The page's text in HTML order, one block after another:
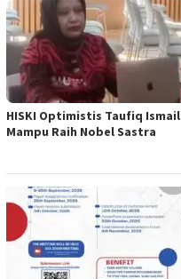
HISKI Optimistis Taufiq Ismail
Mampu Raih Nobel Sastra